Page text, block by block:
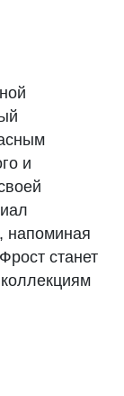
и
напоминая
станет